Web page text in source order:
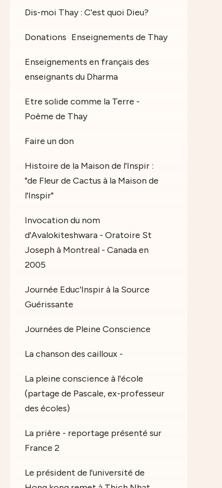
Dis-moi Thay : C'est quoi Dieu?
Donations Enseignements de Thay
Enseignements en français des
enseignants du Dharma
Etre solide comme la Terre -
Poème de Thay
Faire un don
Histoire de la Maison de l'Inspir :
"de Fleur de Cactus à la Maison de
l'Inspir"
Invocation du nom
d'Avalokiteshwara - Oratoire St
Joseph à Montreal - Canada en
2005
Journée Educ'Inspir à la Source
Guérissante
Journées de Pleine Conscience
La chanson des cailloux -
La pleine conscience à l'école
(partage de Pascale, ex-professeur
des écoles)
La prière - reportage présenté sur
France 2
Le président de l'université de